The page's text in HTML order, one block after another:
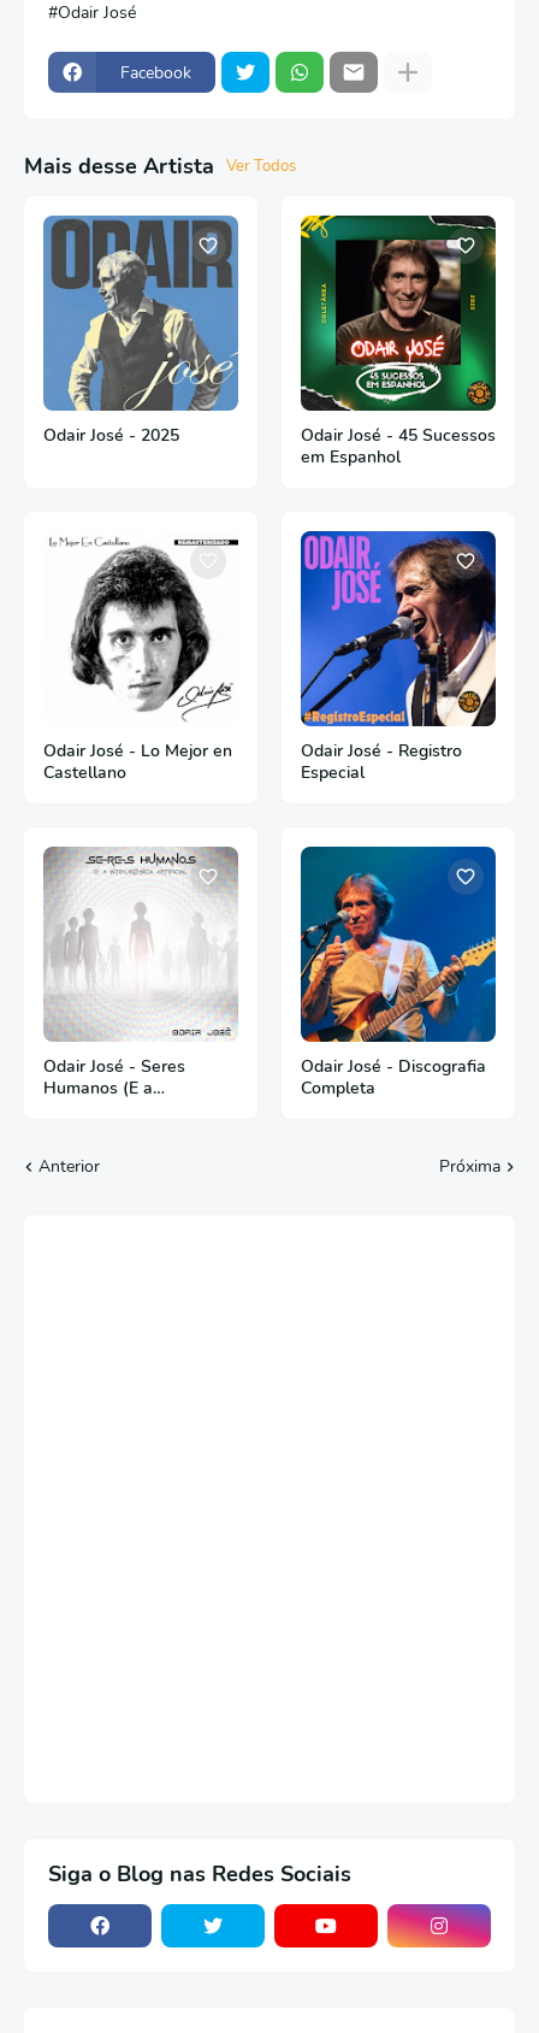
Odair José
Facebook
Mais desse Artista Ver Todos
Odair José - 2025
Odair José - 45 Sucessos
em Espanhol
Odair José - Lo Mejor en
Castellano
Odair José - Registro
Especial
Odair José - Seres
Humanos (E a
Odair José - Discografia
Completa
Anterior Próxima
Siga o Blog nas Redes Sociais